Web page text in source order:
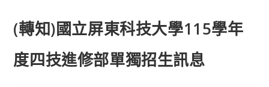
(轉知)國立屏東科技大學115學年
度四技進修部單獨招生訊息